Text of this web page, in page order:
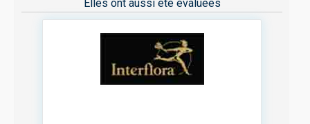
Elles ont aussi été évaluées